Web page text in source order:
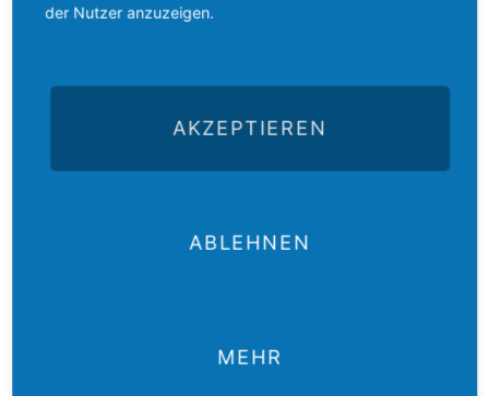
Die ersten Schüler und Schülerinnen des Evangelischen
der Nutzer anzuzeigen.
AKZEPTIEREN
ABLEHNEN
MEHR